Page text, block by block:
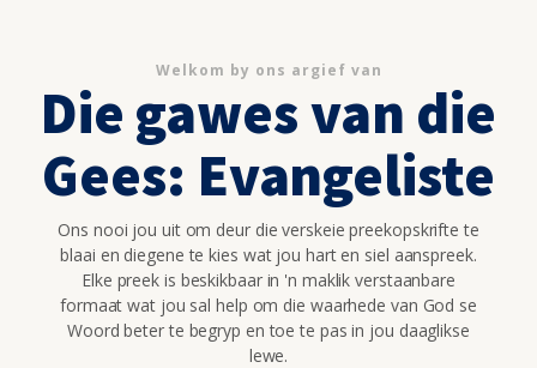
Welkom by ons argief van
Die gawes van die
Gees: Evangeliste
Ons nooi jou uit om deur die verskeie preekopskrifte te
blaai en diegene te kies wat jou hart en siel aanspreek.
Elke preek is beskikbaar in 'n maklik verstaanbare
formaat wat jou sal help om die waarhede van God se
Woord beter te begryp en toe te pas in jou daaglikse
lewe.